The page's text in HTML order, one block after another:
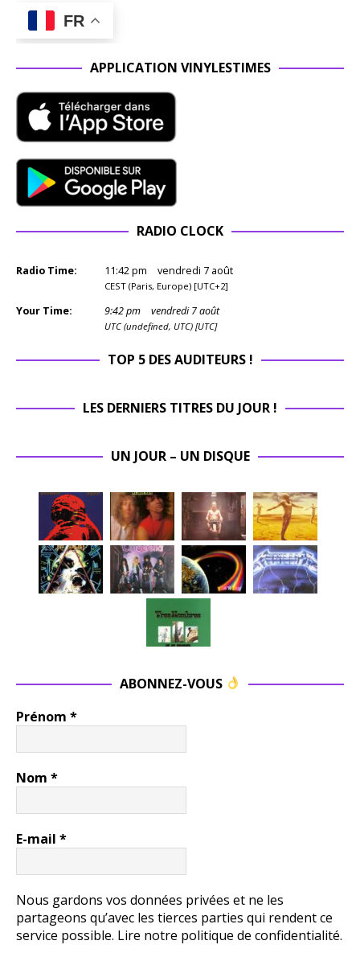
FR
APPLICATION VINYLESTIMES
RADIO CLOCK
Radio Time: 11:42pm vendredi 7 août
CEST (Paris, Europe) [UTC+2]
Your Time: 9:42pm vendredi 7 août
UTC (undefined, UTC) [UTC]
TOP 5 DES AUDITEURS !
LES DERNIERS TITRES DU JOUR !
UN JOUR – UN DISQUE
ABONNEZ-VOUS
Prénom *
Nom *
E-mail *
Nous gardons vos données privées et ne les
partageons qu’avec les tierces parties qui rendent ce
service possible. Lire notre politique de confidentialité.